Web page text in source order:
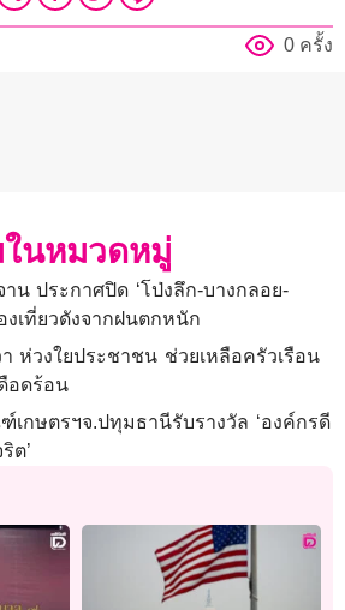
0 ครั้ง
นหมวดหมู่
น ประกาศปิด ‘โป่งลึก-บางกลอย-
เที่ยวดังจากฝนตกหนัก
ห่วงใยประชาชน ช่วยเหลือครัวเรือน
อดร้อน
กษตรฯจ.ปทุมธานีรับรางวัล ‘องค์กรดี
ต’